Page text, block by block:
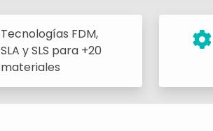
Tecnologías FDM,
SLA y SLS para +20
materiales